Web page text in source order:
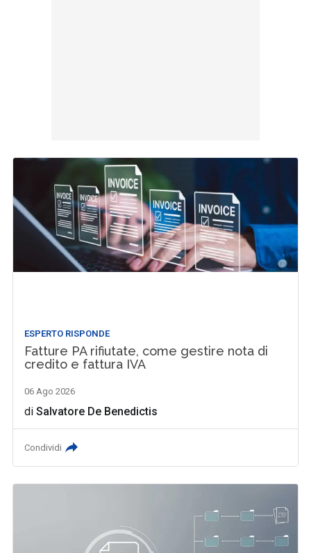
ESPERTO RISPONDE
Fatture PA rifiutate, come gestire nota di
credito e fattura IVA
06 Ago 2026
diSalvatore De Benedictis
Condividi